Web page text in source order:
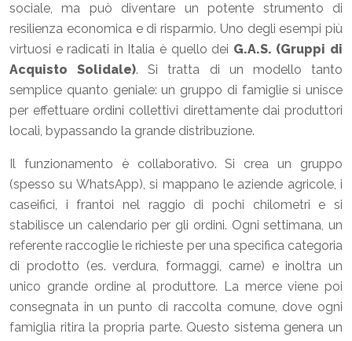
sociale, ma può diventare un potente strumento di
resilienza economica e di risparmio. Uno degli esempi più
virtuosi e radicati in Italia è quello dei G.A.S. (Gruppi di
Acquisto Solidale). Si tratta di un modello tanto
semplice quanto geniale: un gruppo di famiglie si unisce
per effettuare ordini collettivi direttamente dai produttori
locali, bypassando la grande distribuzione.
Il funzionamento è collaborativo. Si crea un gruppo
(spesso su WhatsApp), si mappano le aziende agricole, i
caseifici, i frantoi nel raggio di pochi chilometri e si
stabilisce un calendario per gli ordini. Ogni settimana, un
referente raccoglie le richieste per una specifica categoria
di prodotto (es. verdura, formaggi, carne) e inoltra un
unico grande ordine al produttore. La merce viene poi
consegnata in un punto di raccolta comune, dove ogni
famiglia ritira la propria parte. Questo sistema genera un